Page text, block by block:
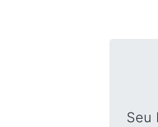
Seu